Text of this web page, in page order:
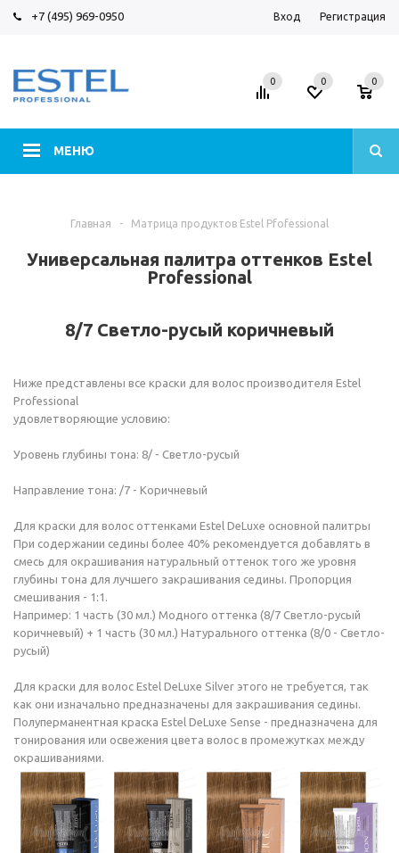
+7 (495) 969-0950 Вход Регистрация
МЕНЮ
0 0 0
Главная - Матрица продуктов Estel Pfofessional
Универсальная палитра оттенков Estel
Professional
8/7 Светло-русый коричневый
Ниже представлены все краски для волос производителя Estel
Professional
удовлетворяющие условию:
Уровень глубины тона: 8/ - Светло-русый
Направление тона: /7 - Коричневый
Для краски для волос оттенками Estel DeLuxe основной палитры
При содержании седины более 40% рекомендуется добавлять в
смесь для окрашивания натуральный оттенок того же уровня
глубины тона для лучшего закрашивания седины. Пропорция
смешивания - 1:1.
Например: 1 часть (30 мл.) Модного оттенка (8/7 Светло-русый
коричневый) + 1 часть (30 мл.) Натурального оттенка (8/0 - Светло-
русый)
Для краски для волос Estel DeLuxe Silver этого не требуется, так
как они изначально предназначены для закрашивания седины.
Полуперманентная краска Estel DeLuxe Sense - предназначена для
тонирования или освежения цвета волос в промежутках между
окрашиваниями.